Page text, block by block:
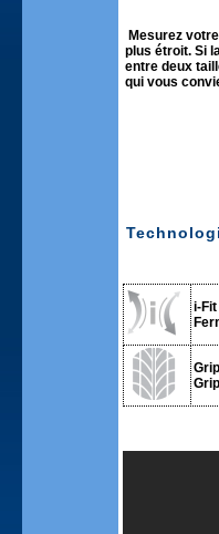
Mesurez
plus étroit. Si
entre deux
qui vous
i-Fit